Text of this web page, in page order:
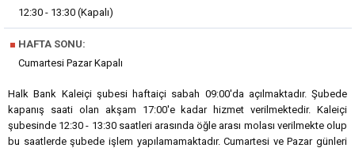
12:30 - 13:30 (Kapalı)
■ HAFTA SONU:
Cumartesi Pazar Kapalı
Halk Bank Kaleiçi şubesi haftaiçi sabah 09:00'da açılmaktadır. Şubede
kapanış saati olan akşam 17:00'e kadar hizmet verilmektedir. Kaleiçi
şubesinde 12:30 - 13:30 saatleri arasında öğle arası molası verilmekte olup
bu saatlerde şubede işlem yapılamamaktadır. Cumartesi ve Pazar günleri